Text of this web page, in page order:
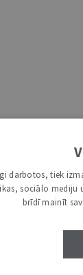
darbotos, tiek
sociālo
brīdī mainīt